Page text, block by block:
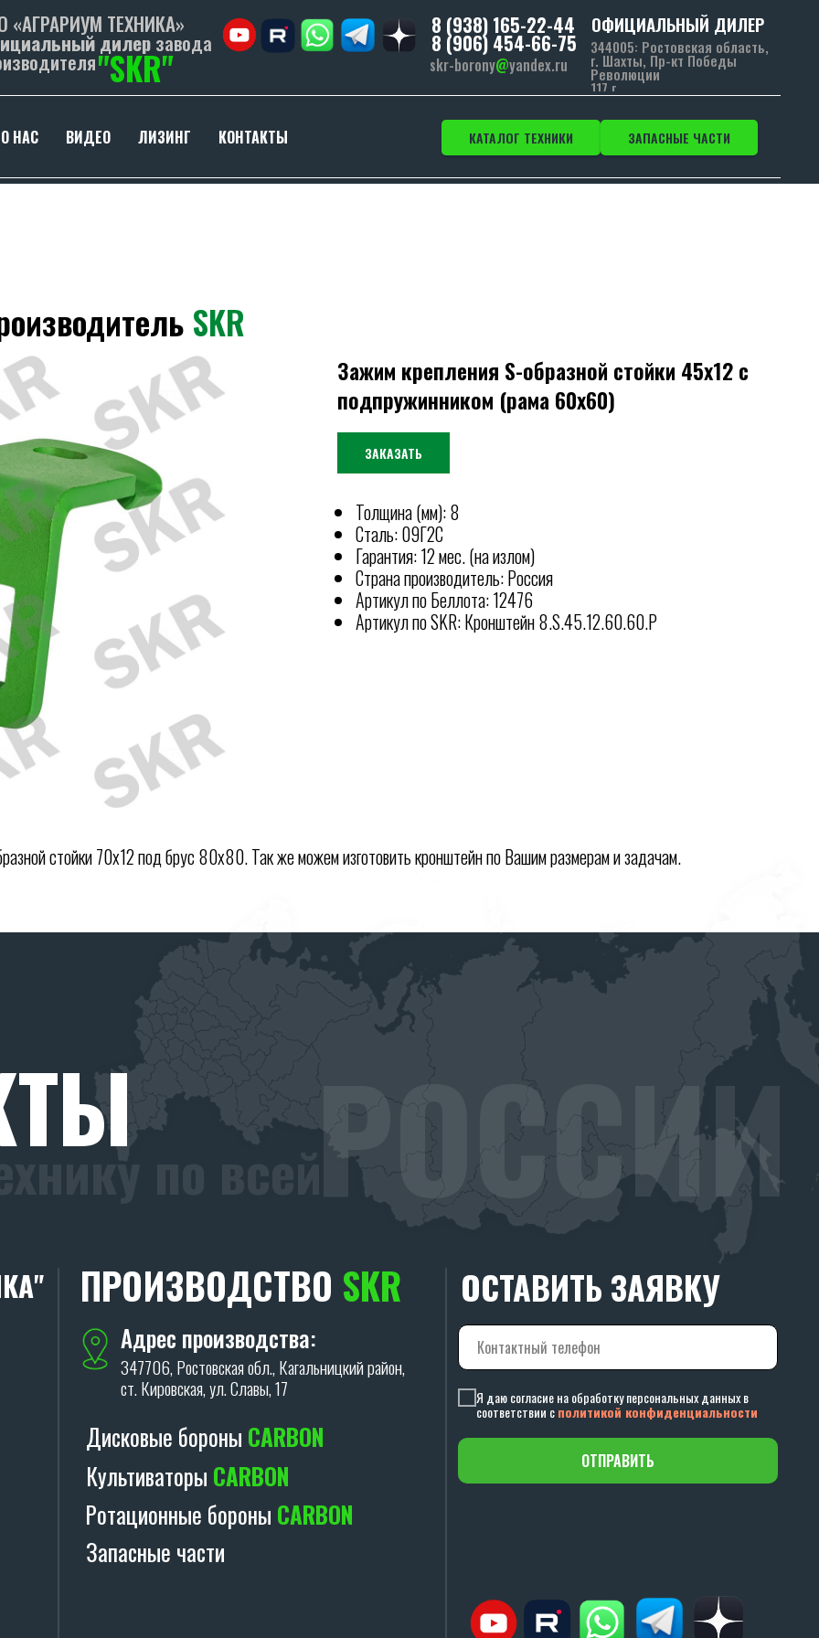
8 (938) 165-22-44
8 (906) 454-66-75
skr-borony@yandex.ru
ОФИЦИАЛЬНЫЙ ДИЛЕР
344005: Ростовская область,
г. Шахты, Пр-кт Победы
Революции
117 г.
"SKR"
«АГРАРИУМ ТЕХНИКА»
дилерзавода
О НАС ВИДЕО ЛИЗИНГ КОНТАКТЫ КАТАЛОГ ТЕХНИКИ ЗАПАСНЫЕ ЧАСТИ
SKR
Зажим крепления S-образной стойки 45х12 с
подпружинником (рама 60х60)
ЗАКАЗАТЬ
Толщина (мм): 8
Сталь: 09Г2С
Гарантия: 12 мес. (на излом)
Страна производитель: Россия
Артикул по Беллота: 12476
Артикул по SKR: Кронштейн 8.S.45.12.60.60.P
стойки 70х12 под брус 80х80. Так же можем изготовить кронштейн по Вашим размерам и задачам.
по всей РОССИИ
ОСТАВИТЬ ЗАЯВКУ
ПРОИЗВОДСТВО SKR
Адрес производства:
347706, Ростовская обл., Кагальницкий район,
ст. Кировская, ул. Славы, 17
Дисковые бороны CARBON
Культиваторы CARBON
Ротационные бороны CARBON
Запасные части
Я даю согласие на обработку персональных данных в
соответствии сполитикой конфиденциальности
ОТПРАВИТЬ